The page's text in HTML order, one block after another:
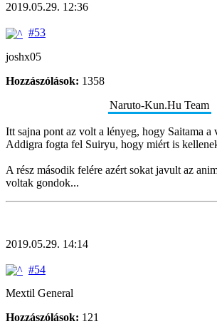
2019.05.29. 12:36
#53
joshx05
Hozzászólások: 1358
Naruto-Kun.Hu Team
Itt sajna pont az volt a lényeg, hogy Saitama a
Addigra fogta fel Suiryu, hogy miért is
A rész második felére azért sokat javult az
voltak gondok...
2019.05.29. 14:14
#54
Mextil General
Hozzászólások: 121